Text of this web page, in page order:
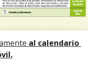
al calendario